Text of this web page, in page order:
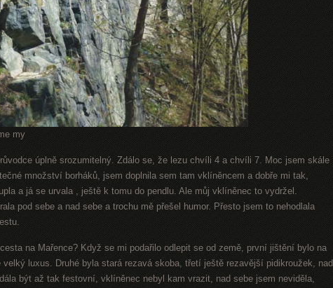
my
úplně srozumitelný. Zdálo se, že lezu chvíli 4 a chvíli 7. Moc jsem skále
množství borháků, jsem doplnila sem tam vklíněncem a dobře mi tak,
a já se urvala , ještě k tomu do pendlu. Ale můj vklíněnec to vydržel.
pod sebe a nad sebe a trochu mě přešel humor. Přesto jsem to nehodlala
na Mařence? Když se mi podařilo odlepit se od země, první jištění bylo na
luxus. Druhé byla stará rezavá skoba, třetí ještě rezavější pidikroužek, nad
být až tak festovní, vklíněnec nebyl kam vrazit, nad sebe jsem neviděla,